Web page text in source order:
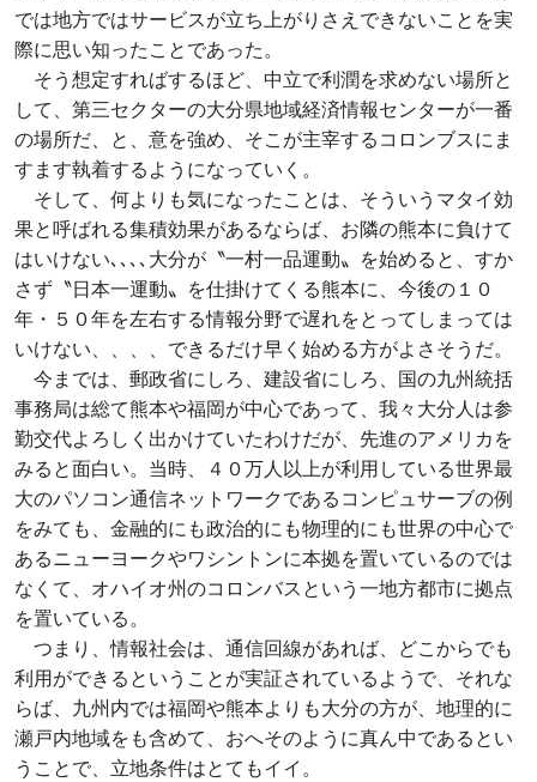
では地方ではサービスが立ち上がりさえできないことを実
際に思い知ったことであった。
そう想定すればするほど、中立で利潤を求めない場所と
して、第三セクターの大分県地域経済情報センターが一番
の場所だ、と、意を強め、そこが主宰するコロンブスにま
すます執着するようになっていく。
そして、何よりも気になったことは、そういうマタイ効
果と呼ばれる集積効果があるならば、お隣の熊本に負けて
はいけない､､､､大分が〝一村一品運動〟を始めると、すか
さず〝日本一運動〟を仕掛けてくる熊本に、今後の１０
年・５０年を左右する情報分野で遅れをとってしまっては
いけない、、、、できるだけ早く始める方がよさそうだ。
今までは、郵政省にしろ、建設省にしろ、国の九州統括
事務局は総て熊本や福岡が中心であって、我々大分人は参
勤交代よろしく出かけていたわけだが、先進のアメリカを
みると面白い。当時、４０万人以上が利用している世界最
大のパソコン通信ネットワークであるコンピュサーブの例
をみても、金融的にも政治的にも物理的にも世界の中心で
あるニューヨークやワシントンに本拠を置いているのでは
なくて、オハイオ州のコロンバスという一地方都市に拠点
を置いている。
つまり、情報社会は、通信回線があれば、どこからでも
利用ができるということが実証されているようで、それな
らば、九州内では福岡や熊本よりも大分の方が、地理的に
瀬戸内地域をも含めて、おへそのように真ん中であるとい
うことで、立地条件はとてもイイ。